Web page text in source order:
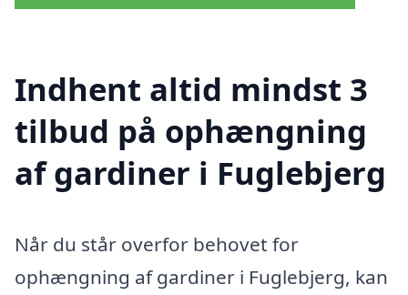
Indhent altid mindst 3
tilbud på ophængning
af gardiner i Fuglebjerg
Når du står overfor behovet for
ophængning af gardiner i Fuglebjerg, kan